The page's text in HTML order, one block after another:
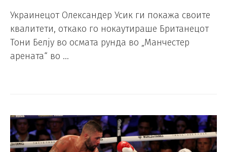
Украинецот Олександер Усик ги покажа своите
квалитети, откако го нокаутираше Британецот
Тони Белју во осмата рунда во „Манчестер
арената“ во …